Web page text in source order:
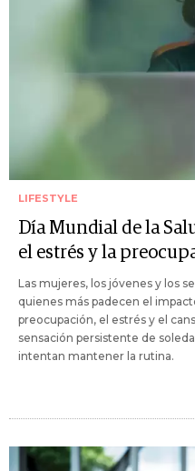
LIFESTYLE
Día Mundial de la
el estrés y la
Las mujeres, los jóvenes y los
quienes más padecen el
preocupación, el estrés y el
sensación persistente de
intentan mantener la rutina.